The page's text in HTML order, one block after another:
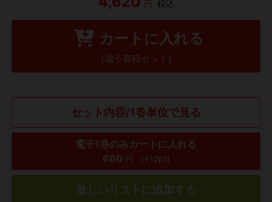
円 税込
カートに入れる
(電子書籍セット)
セット内容/1巻単位で見る
電子1巻のみカートに入れる
660 円 (+12pt)
欲しいリストに追加する